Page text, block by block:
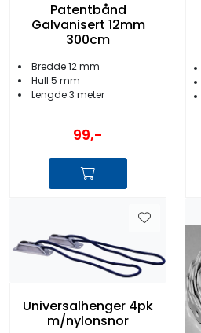
Patentbånd
Galvanisert 12mm
300cm
Bredde 12 mm
Hull 5 mm
Lengde 3 meter
99,-
Universalhenger 4pk
m/nylonsnor